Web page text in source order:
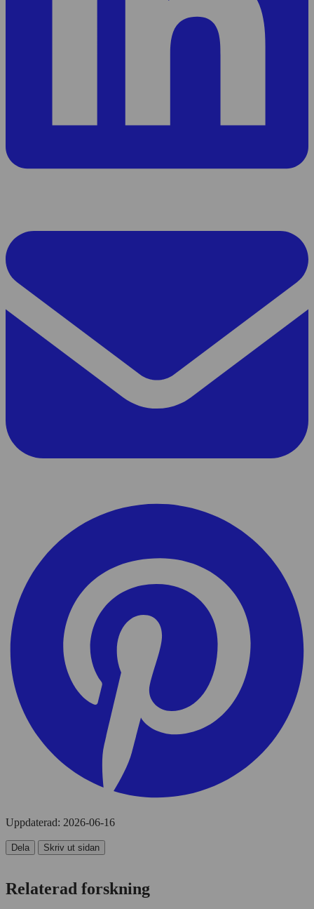
Uppdaterad: 2026-06-16
Dela Skriv ut sidan
Relaterad forskning